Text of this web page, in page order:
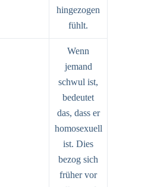
hingezogen
fühlt.
Wenn
jemand
schwul ist,
bedeutet
das, dass er
homosexuell
ist. Dies
bezog sich
früher vor